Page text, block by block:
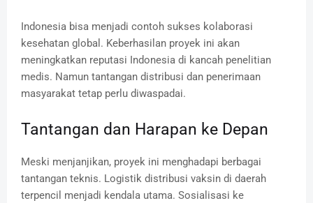
Indonesia bisa menjadi contoh sukses kolaborasi
kesehatan global. Keberhasilan proyek ini akan
meningkatkan reputasi Indonesia di kancah penelitian
medis. Namun tantangan distribusi dan penerimaan
masyarakat tetap perlu diwaspadai.
Tantangan dan Harapan ke Depan
Meski menjanjikan, proyek ini menghadapi berbagai
tantangan teknis. Logistik distribusi vaksin di daerah
terpencil menjadi kendala utama. Sosialisasi ke